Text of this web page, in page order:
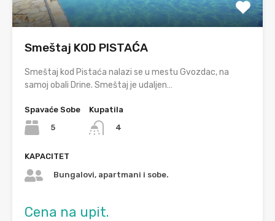
Smeštaj KOD PISTAĆA
Smeštaj kod Pistaća nalazi se u mestu Gvozdac, na
samoj obali Drine. Smeštaj je udaljen…
Spavaće Sobe
5
Kupatila
4
KAPACITET
Bungalovi, apartmani i sobe.
Cena na upit.